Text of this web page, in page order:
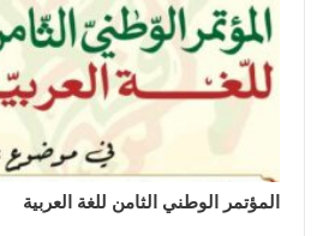
المؤتمر الوطني الثامن للغة العربية